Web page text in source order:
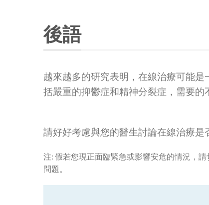
後語
越來越多的研究表明，在線治療可能
括嚴重的抑鬱症和精神分裂症，需要的
請好好考慮與您的醫生討論在線治療是
注: 假若您現正面臨緊急或影響安危的情況，
問題。